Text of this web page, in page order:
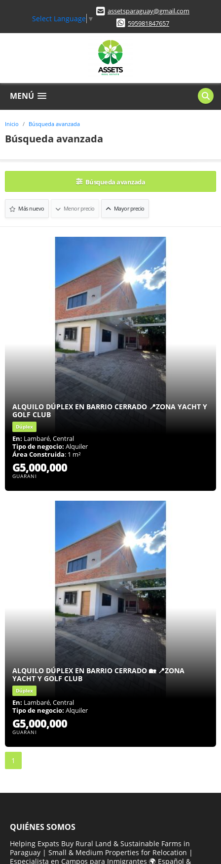
Select Language ▼
assetsparaguay@gmail.com
595981847657
MENÚ
Inicio Búsqueda avanzada
Búsqueda avanzada
Búsqueda avanzada
Más nuevo Menor precio Mayor precio
ALQUILO DÚPLEX EN BARRIO CERRADO 📍ZONA YACHT Y
GOLF CLUB
Dúplex
En: Lambaré, Central
Tipo de negocio: Alquiler
Área Construida: 1 m²
G5,000,000
GUARANI
ALQUILO DÚPLEX EN BARRIO CERRADO 🏡 📍ZONA
YACHT Y GOLF CLUB
Dúplex
En: Lambaré, Central
Tipo de negocio: Alquiler
G5,000,000
GUARANI
1
QUIÉNES SOMOS
Helping Expats Buy Rural Land & Sustainable Farms in
Paraguay | Small & Medium Properties for Relocation |
Especialista en Campos para Inmigrantes 🌍 Español &